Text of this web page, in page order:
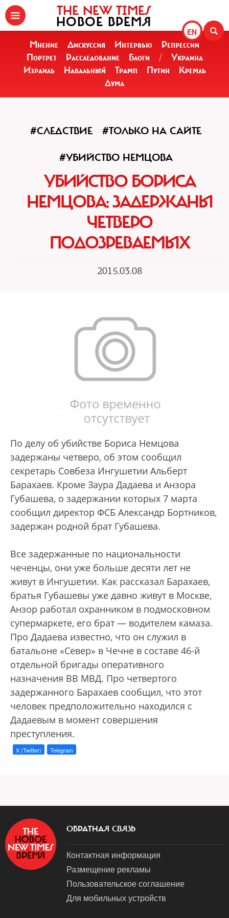
EN
THE NEW TIMES
НОВОЕ ВРЕМЯ
Мнение Дискуссия Интервью
Репрессии
Портрет
Расследование Блоги /
Украина
Израиль
Навальный Трамп Путин
Кремль
Дума
#СЛЕДСТВИЕ #ТОЛЬКО НА САЙТЕ
#УБИЙСТВО НЕМЦОВА
УБИЙСТВО БОРИСА
НЕМЦОВА: ЗАДЕРЖАНЫ
ЧЕТВЕРО
ПОДОЗРЕВАЕМЫХ
2015.03.08
По делу об убийстве Бориса Немцова
задержаны четверо, об этом сообщил
секретарь Совбеза Ингушетии Альберт
Барахаев. Кроме Заура Дадаева и Анзора
Губашева, о задержании которых 7 марта
сообщил директор ФСБ Александр Бортников,
задержан родной брат Губашева.
Все задержанные по национальности
чеченцы, они уже больше десяти лет не
живут в Ингушетии. Как рассказал Барахаев,
братья Губашевы уже давно живут в Москве,
Анзор работал охранником в подмосковном
супермаркете, его брат — водителем камаза.
Про Дадаева известно, что он служил в
батальоне «Север» в Чечне в составе 46-й
отдельной бригады оперативного
назначения ВВ МВД. Про четвертого
задержанного Барахаев сообщил, что этот
человек предположительно находился с
Дадаевым в момент совершения
преступления.
X (Twitter) Telegram
ОБРАТНАЯ СВЯЗЬ
Контактная информация
Размещение рекламы
Пользовательское соглашение
Для мобильных устройств